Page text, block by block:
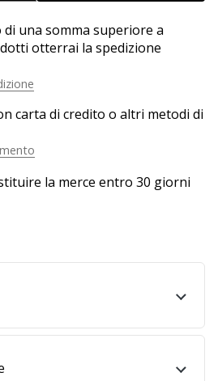
di una somma superiore a
otterrai la spedizione
carta di credito o altri metodi di
la merce entro 30 giorni